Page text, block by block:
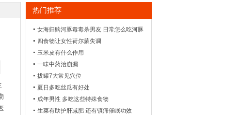
热门推荐
女海归购河豚毒毒杀男友 日常怎么吃河豚
才健康安全
四食物让女性荷尔蒙失调
玉米皮有什么作用
一味中药治崩漏
拔罐7大常见穴位
夏日多吃丝瓜有好处
成年男性 多吃这些特殊食物
生菜有助护肝减肥 还有镇痛催眠功效